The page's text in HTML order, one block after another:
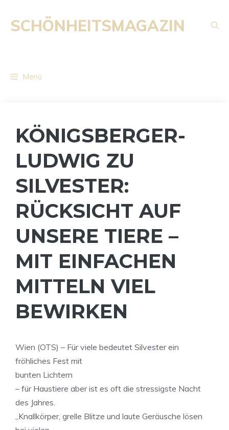
Inhalt
springen
SCHÖNHEITSMAGAZIN
Menü
KÖNIGSBERGER-
LUDWIG ZU
SILVESTER:
RÜCKSICHT AUF
UNSERE TIERE –
MIT EINFACHEN
MITTELN VIEL
BEWIRKEN
Wien (OTS) – Für viele bedeutet Silvester ein
fröhliches Fest mit
bunten Lichtern
– für Haustiere aber ist es oft die stressigste Nacht
des Jahres.
„Knallkörper, grelle Blitze und laute Geräusche lösen